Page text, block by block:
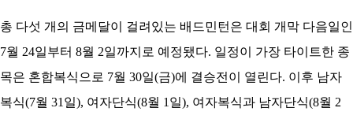
총 다섯 개의 금메달이 걸려있는 배드민턴은 대회 개막 다음일인
7월 24일부터 8월 2일까지로 예정됐다. 일정이 가장 타이트한 종
목은 혼합복식으로 7월 30일(금)에 결승전이 열린다. 이후 남자
복식(7월 31일), 여자단식(8월 1일), 여자복식과 남자단식(8월 2